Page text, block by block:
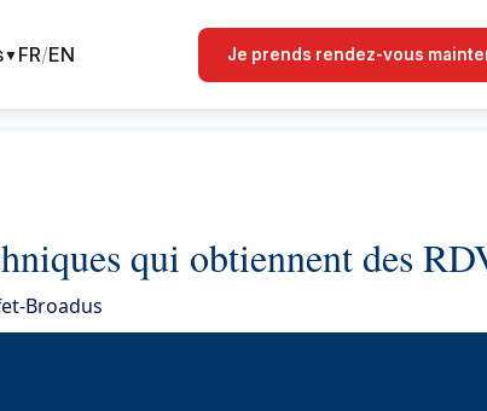
▼ FR/EN Je prends rendez-vous
qui obtiennent des
Broadus